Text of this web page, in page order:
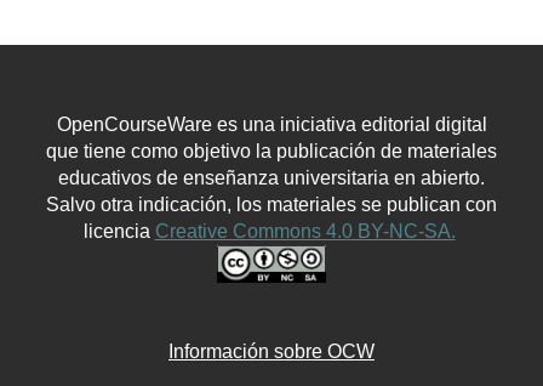
OpenCourseWare es una iniciativa editorial digital
que tiene como objetivo la publicación de materiales
educativos de enseñanza universitaria en abierto.
Salvo otra indicación, los materiales se publican con
licencia Creative Commons 4.0 BY-NC-SA.
Información sobre OCW